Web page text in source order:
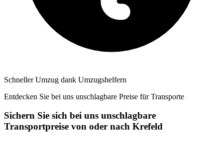
Schneller Umzug dank Umzugshelfern
Entdecken Sie bei uns unschlagbare Preise für Transporte
Sichern Sie sich bei uns unschlagbare
Transportpreise von oder nach Krefeld